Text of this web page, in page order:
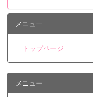
名の高校生が参加し
東大入試に精通した講
るための答案作成力を
には群馬パース大学
し、医系小論文の作成
メニュー
トップページ
メニュー